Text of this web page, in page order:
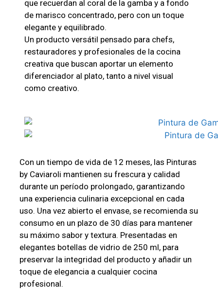
que recuerdan al coral de la gamba y a fondo
de marisco concentrado, pero con un toque
elegante y equilibrado.
Un producto versátil pensado para chefs,
restauradores y profesionales de la cocina
creativa que buscan aportar un elemento
diferenciador al plato, tanto a nivel visual
como creativo.
Con un tiempo de vida de 12 meses, las Pinturas
by Caviaroli mantienen su frescura y calidad
durante un período prolongado, garantizando
una experiencia culinaria excepcional en cada
uso. Una vez abierto el envase, se recomienda su
consumo en un plazo de 30 días para mantener
su máximo sabor y textura. Presentadas en
elegantes botellas de vidrio de 250 ml, para
preservar la integridad del producto y añadir un
toque de elegancia a cualquier cocina
profesional.